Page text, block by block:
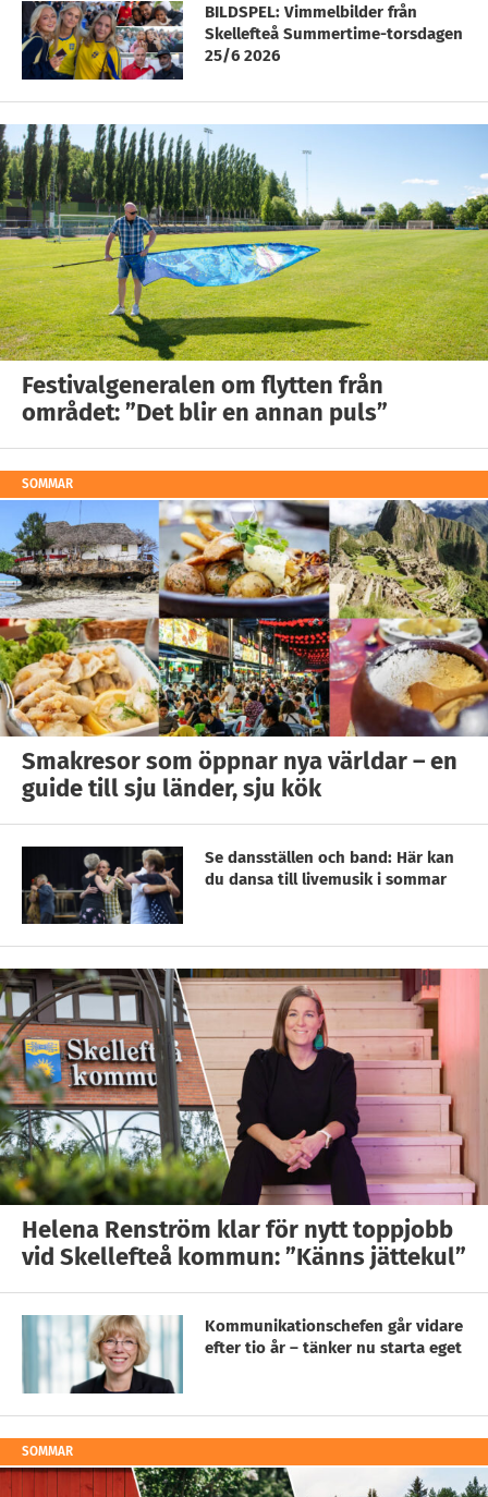
BILDSPEL: Vimmelbilder från
Skellefteå Summertime-torsdagen
25/6 2026
Festivalgeneralen om flytten från
området: ”Det blir en annan puls”
SOMMAR
Smakresor som öppnar nya världar – en
guide till sju länder, sju kök
Se dansställen och band: Här kan
du dansa till livemusik i sommar
Helena Renström klar för nytt toppjobb
vid Skellefteå kommun: ”Känns jättekul”
Kommunikationschefen går vidare
efter tio år – tänker nu starta eget
SOMMAR